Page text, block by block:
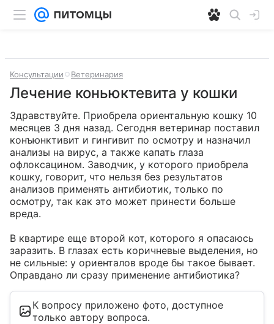
Консультации Ветеринария
Лечение коньюктевита у кошки
Здравствуйте. Приобрела ориентальную кошку 10
месяцев 3 дня назад. Сегодня ветеринар поставил
конъюнктивит и гингивит по осмотру и назначил
анализы на вирус, а также капать глаза
офлоксацином. Заводчик, у которого приобрела
кошку, говорит, что нельзя без результатов
анализов применять антибиотик, только по
осмотру, так как это может принести больше
вреда.
В квартире еще второй кот, которого я опасаюсь
заразить. В глазах есть коричневые выделения, но
не сильные: у ориенталов вроде бы такое бывает.
Оправдано ли сразу применение антибиотика?
К вопросу приложено фото, доступное
только автору вопроса.